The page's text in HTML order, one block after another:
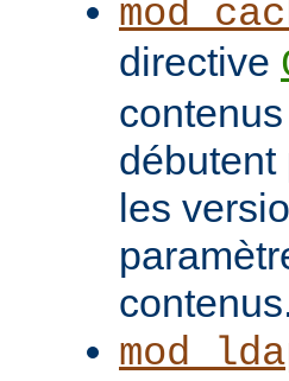
directive
débutent
les